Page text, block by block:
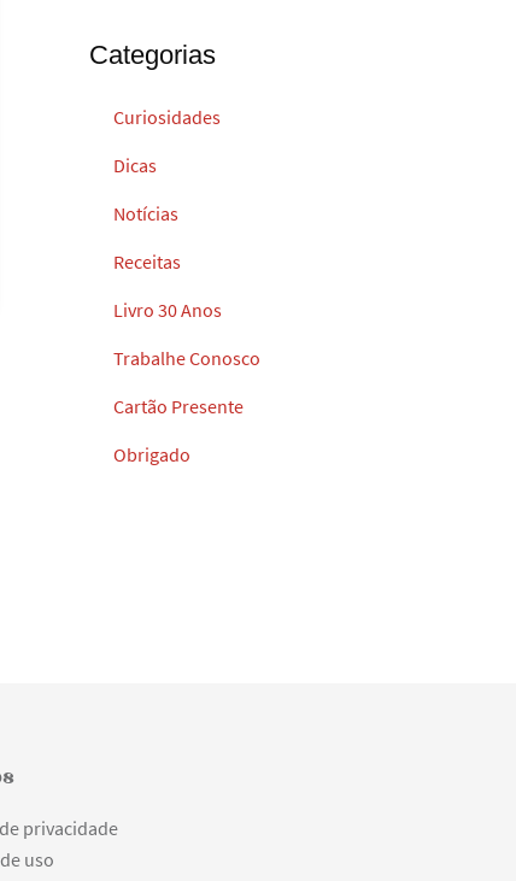
Categorias
Curiosidades
Dicas
Notícias
Receitas
Livro 30 Anos
Trabalhe Conosco
Cartão Presente
Obrigado
privacidade
uso